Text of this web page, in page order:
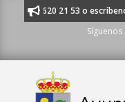
al 91 620 21 53 o
Síguenos